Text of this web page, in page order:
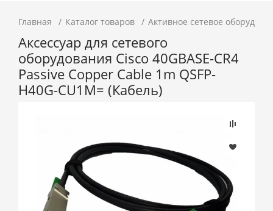
Главная Каталог товаров Активное сетевое
Аксессуар для сетевого
оборудования Cisco 40GBASE-CR4
Passive Copper Cable 1m QSFP-
H40G-CU1M= (Кабель)